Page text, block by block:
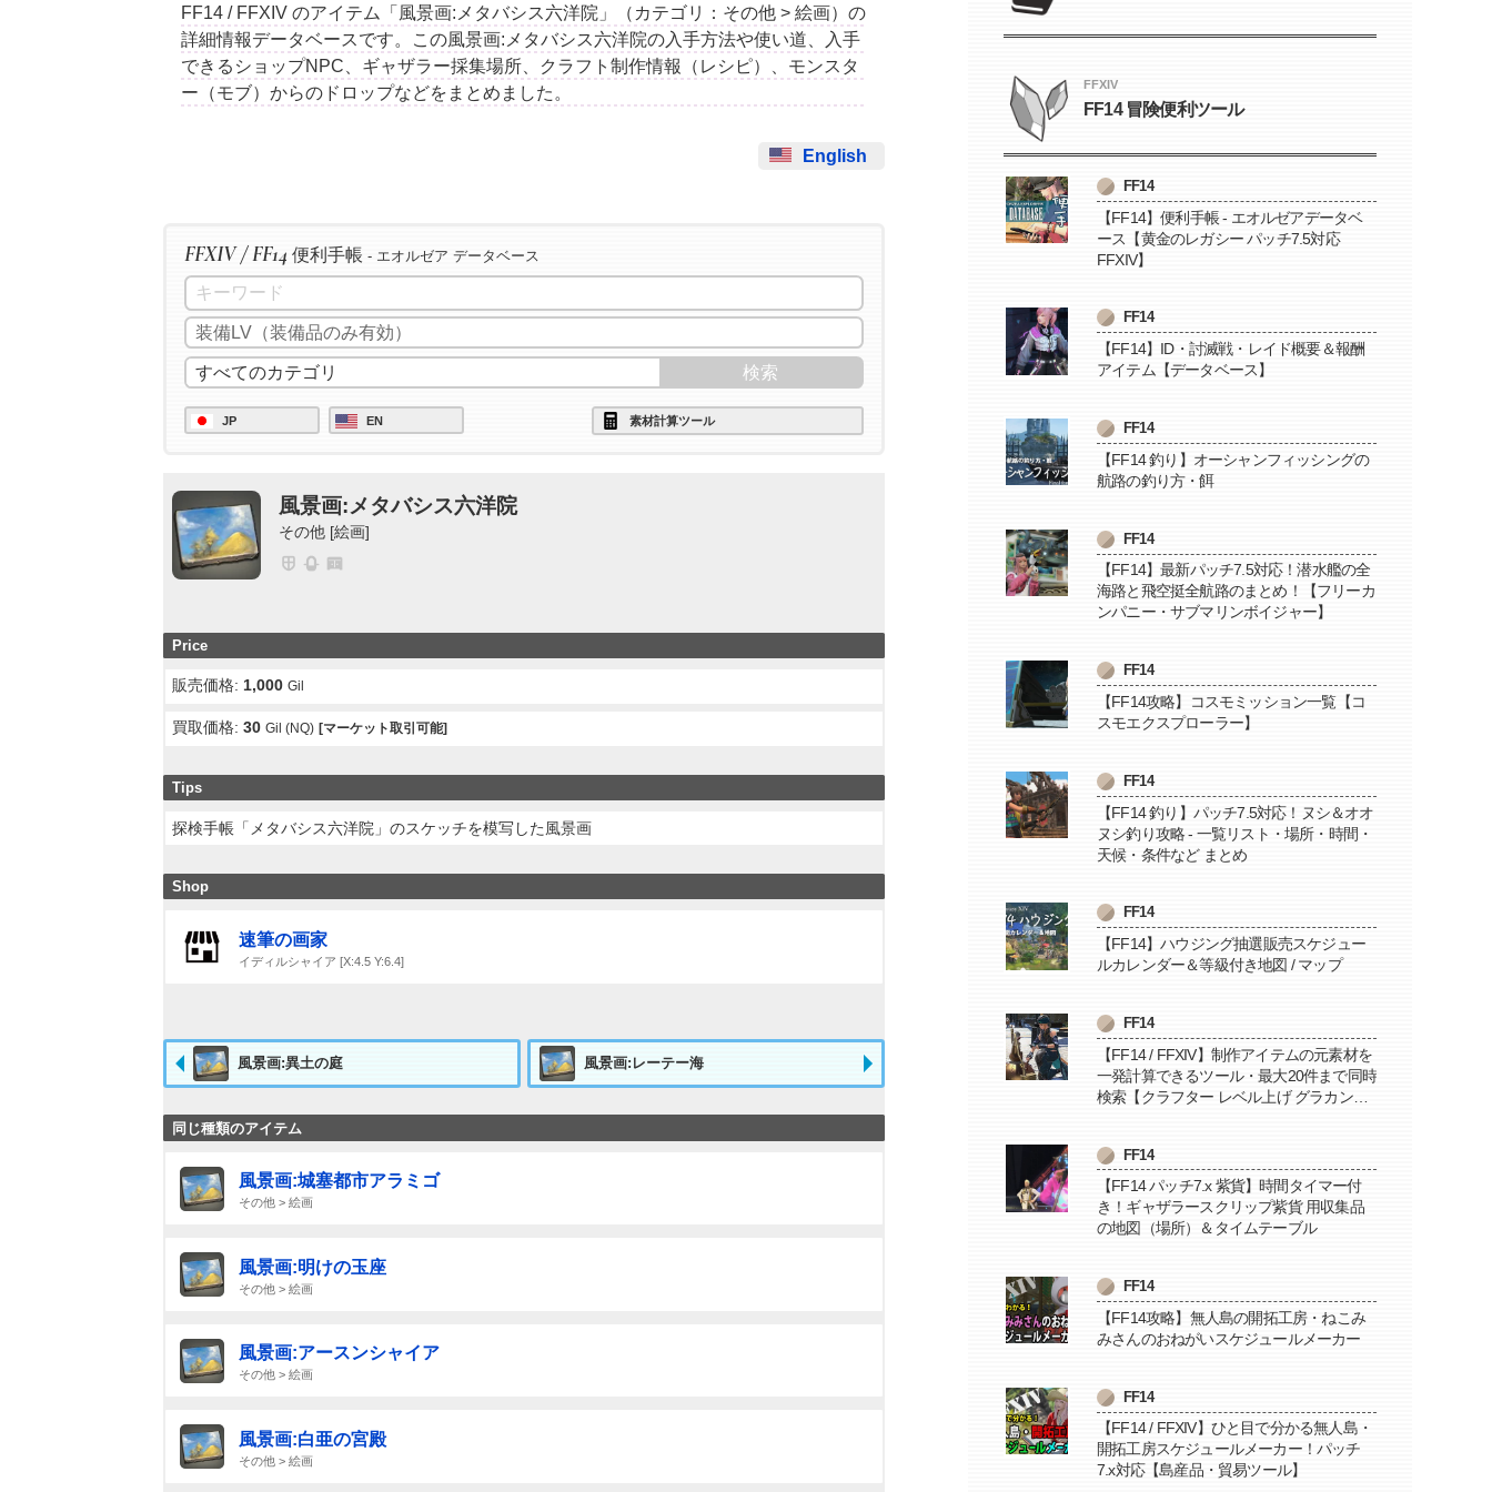
FF14 / FFXIV のアイテム「風景画:メタバシス六洋院」（カテゴリ：その他 > 絵画）の
詳細情報データベースです。この風景画:メタバシス六洋院の入手方法や使い道、入手
できるショップNPC、ギャザラー採集場所、クラフト制作情報（レシピ）、モンスタ
ー（モブ）からのドロップなどをまとめました。
English
FFXIV / FF14 便利手帳 - エオルゼア データベース
JP EN 素材計算ツール
風景画:メタバシス六洋院
その他 [絵画]
Price
販売価格:1,000 Gil
買取価格:30 Gil (NQ) [マーケット取引可能]
Tips
探検手帳「メタバシス六洋院」のスケッチを模写した風景画
Shop
速筆の画家
イディルシャイア [X:4.5 Y:6.4]
風景画:異土の庭 風景画:レーテー海
同じ種類のアイテム
風景画:城塞都市アラミゴ
その他 > 絵画
風景画:明けの玉座
その他 > 絵画
風景画:アースンシャイア
その他 > 絵画
風景画:白亜の宮殿
その他 > 絵画
FFXIV
FF14 冒険便利ツール
FF14
【FF14】便利手帳 - エオルゼアデータベ
ース【黄金のレガシー パッチ7.5対応
FFXIV】
FF14
【FF14】ID・討滅戦・レイド概要＆報酬
アイテム【データベース】
FF14
【FF14 釣り】オーシャンフィッシングの
航路の釣り方・餌
FF14
【FF14】最新パッチ7.5対応！潜水艦の全
海路と飛空挺全航路のまとめ！【フリーカ
ンパニー・サブマリンボイジャー】
FF14
【FF14攻略】コスモミッション一覧【コ
スモエクスプローラー】
FF14
【FF14 釣り】パッチ7.5対応！ヌシ＆オオ
ヌシ釣り攻略 - 一覧リスト・場所・時間・
天候・条件など まとめ
FF14
【FF14】ハウジング抽選販売スケジュー
ルカレンダー＆等級付き地図 / マップ
FF14
【FF14 / FFXIV】制作アイテムの元素材を
一発計算できるツール・最大20件まで同時
検索【クラフター レベル上げ グラカン納
FF14
【FF14 パッチ7.x 紫貨】時間タイマー付
き！ギャザラースクリップ紫貨 用収集品
の地図（場所）＆タイムテーブル
FF14
【FF14攻略】無人島の開拓工房・ねこみ
みさんのおねがいスケジュールメーカー
FF14
【FF14 / FFXIV】ひと目で分かる無人島・
開拓工房スケジュールメーカー！パッチ
7.x対応【島産品・貿易ツール】